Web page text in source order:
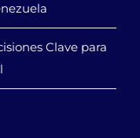
Clave para